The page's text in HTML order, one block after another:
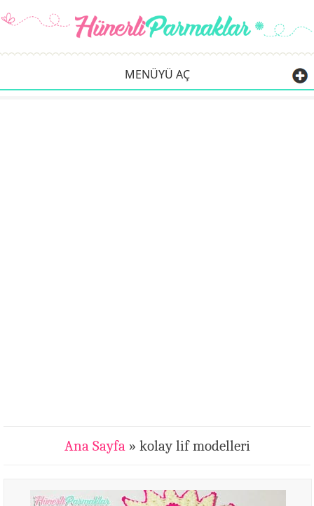
MENÜYÜ AÇ
Ana Sayfa» kolay lif modelleri